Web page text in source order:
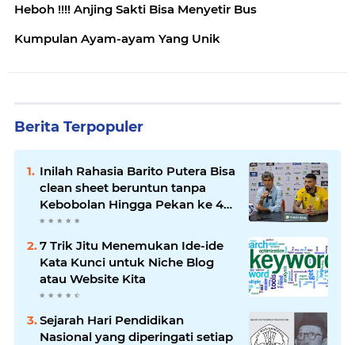
Heboh !!!! Anjing Sakti Bisa Menyetir Bus
Kumpulan Ayam-ayam Yang Unik
Berita Terpopuler
Inilah Rahasia Barito Putera Bisa
clean sheet beruntun tanpa
Kebobolan Hingga Pekan ke 4
Liga 2
7 Trik Jitu Menemukan Ide-ide
Kata Kunci untuk Niche Blog
atau Website Kita
Sejarah Hari Pendidikan
Nasional yang diperingati setiap